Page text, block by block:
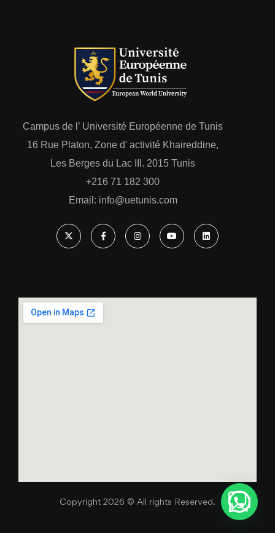
Campus de l’ Université Européenne de Tunis
16 Rue Platon, Zone d' activité Khaireddine,
Les Berges du Lac III. 2015 Tunis
+216 71 182 300
Email: ‎info@uetunis.com
Copyright 2026 © All rights Reserved.